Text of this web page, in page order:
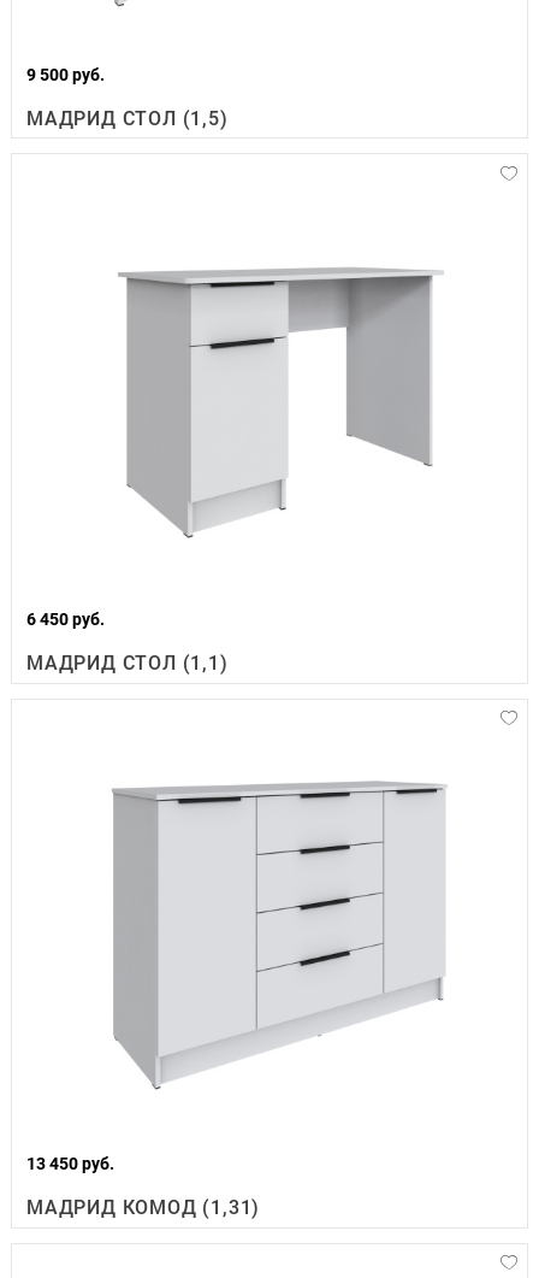
9 500 руб.
МАДРИД СТОЛ (1,5)
6 450 руб.
МАДРИД СТОЛ (1,1)
13 450 руб.
МАДРИД КОМОД (1,31)